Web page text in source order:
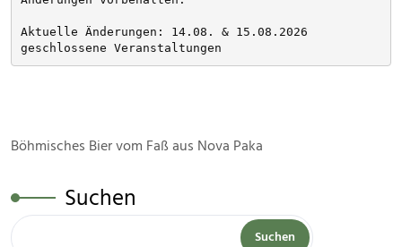
Aktuelle Änderungen: 14.08. & 15.08.2026
geschlossene Veranstaltungen
Böhmisches Bier vom Faß aus Nova Paka
Suchen
Suchen